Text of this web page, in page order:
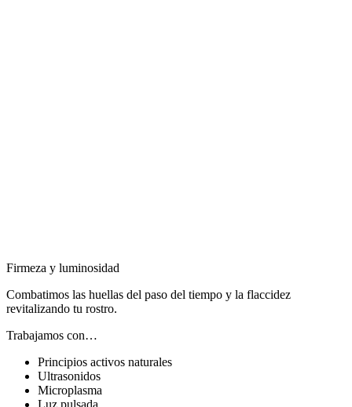
Firmeza y luminosidad
Combatimos las huellas del paso del tiempo y la flaccidez
revitalizando tu rostro.
Trabajamos con…
Principios activos naturales
Ultrasonidos
Microplasma